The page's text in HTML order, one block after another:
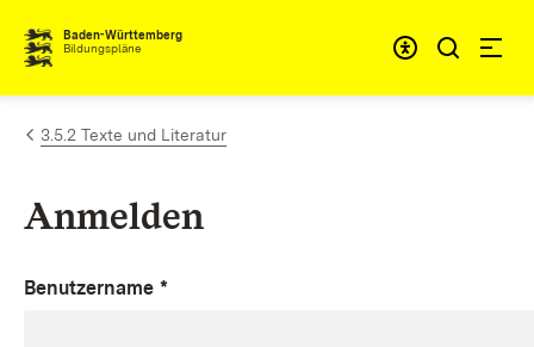
Zum Inhalt springen
Baden-Württemberg
Bildungspläne
3.5.2 Texte und Literatur
Anmelden
Benutzername *